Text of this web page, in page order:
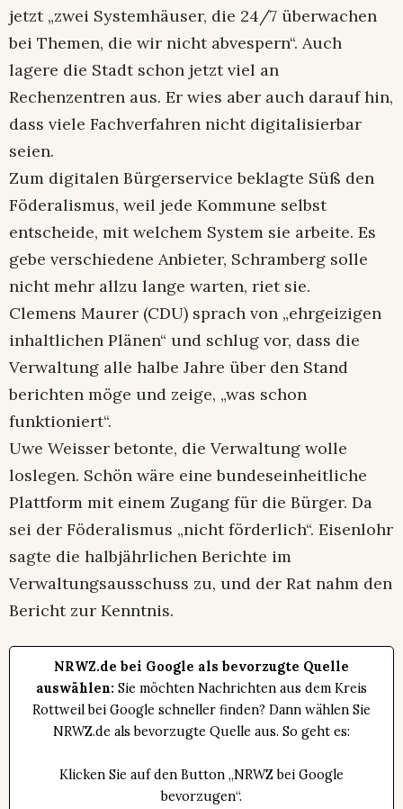
jetzt „zwei Systemhäuser, die 24/7 überwachen
bei Themen, die wir nicht abvespern“. Auch
lagere die Stadt schon jetzt viel an
Rechenzentren aus. Er wies aber auch darauf hin,
dass viele Fachverfahren nicht digitalisierbar
seien.
Zum digitalen Bürgerservice beklagte Süß den
Föderalismus, weil jede Kommune selbst
entscheide, mit welchem System sie arbeite. Es
gebe verschiedene Anbieter, Schramberg solle
nicht mehr allzu lange warten, riet sie.
Clemens Maurer (CDU) sprach von „ehrgeizigen
inhaltlichen Plänen“ und schlug vor, dass die
Verwaltung alle halbe Jahre über den Stand
berichten möge und zeige, „was schon
funktioniert“.
Uwe Weisser betonte, die Verwaltung wolle
loslegen. Schön wäre eine bundeseinheitliche
Plattform mit einem Zugang für die Bürger. Da
sei der Föderalismus „nicht förderlich“. Eisenlohr
sagte die halbjährlichen Berichte im
Verwaltungsausschuss zu, und der Rat nahm den
Bericht zur Kenntnis.
NRWZ.de bei Google als bevorzugte Quelle
auswählen: Sie möchten Nachrichten aus dem Kreis
Rottweil bei Google schneller finden? Dann wählen Sie
NRWZ.de als bevorzugte Quelle aus. So geht es:
Klicken Sie auf den Button „NRWZ bei Google
bevorzugen“.